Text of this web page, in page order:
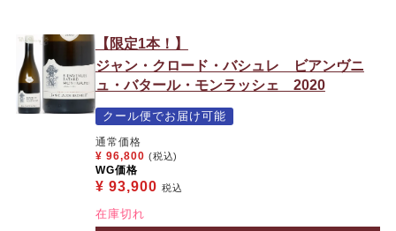
【限定1本！】
ジャン・クロード・バシュレ ビアンヴニ
ュ・バタール・モンラッシェ 2020
クール便でお届け可能
通常価格
¥ 96,800 (税込)
WG価格
¥ 93,900 税込
在庫切れ